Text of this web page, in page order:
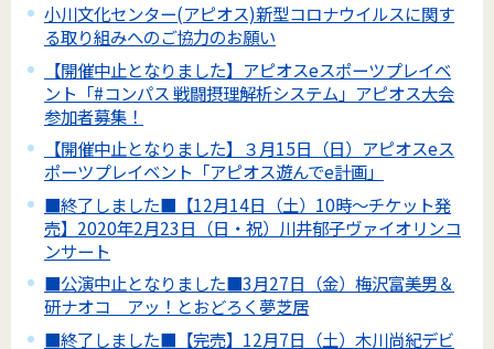
小川文化センター(アピオス)新型コロナウイルスに関す
る取り組みへのご協力のお願い
【開催中止となりました】アピオスeスポーツプレイベ
ント「#コンパス 戦闘摂理解析システム」アピオス大会
参加者募集！
【開催中止となりました】３月15日（日）アピオスeス
ポーツプレイベント「アピオス遊んでe計画」
■終了しました■【12月14日（土）10時～チケット発
売】2020年2月23日（日・祝）川井郁子ヴァイオリンコ
ンサート
■公演中止となりました■3月27日（金）梅沢富美男＆
研ナオコ アッ！とおどろく夢芝居
■終了しました■【完売】12月7日（土）木川尚紀デビ